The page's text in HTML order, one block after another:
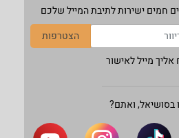
חמים ישירות לתיבת המייל שלכם
הצטרפות
מייל לאישור
בסושיאל, ואתם?